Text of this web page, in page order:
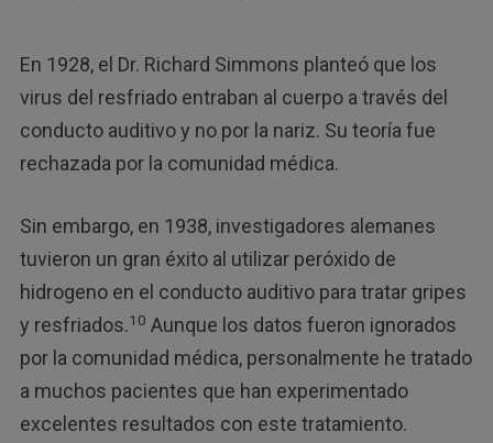
En 1928, el Dr. Richard Simmons planteó que los
virus del resfriado entraban al cuerpo a través del
conducto auditivo y no por la nariz. Su teoría fue
rechazada por la comunidad médica.
Sin embargo, en 1938, investigadores alemanes
tuvieron un gran éxito al utilizar peróxido de
hidrogeno en el conducto auditivo para tratar gripes
y resfriados.10 Aunque los datos fueron ignorados
por la comunidad médica, personalmente he tratado
a muchos pacientes que han experimentado
excelentes resultados con este tratamiento.